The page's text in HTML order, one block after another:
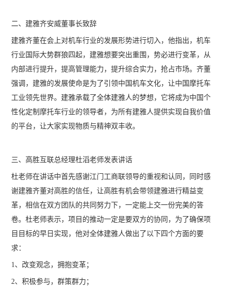
二、建雅齐安威董事长致辞
建雅齐董在会上对机车行业的发展形势进行切入，他指出，机车
行业国际大势群狼四起，建雅想要突出重围，势必进行变革，从
内部进行提升，提高管理能力，提升综合实力，抢占市场。齐董
强调，建雅的发展使命是为了引领中国机车文化，让中国摩托车
工业领先世界。建雅承载了全体建雅人的梦想，它将成为中国个
性化定制摩托车行业的领导者，为所有建雅人提供实现自我价值
的平台，让大家实现物质与精神双丰收。
三、高胜互联总经理杜滔老师发表讲话
杜老师在讲话中首先感谢江门工商联领导的重视和认同，同时感
谢建雅齐董对高胜的信任，让高胜有机会带领建雅进行精益变
革，相信在双方团队的共同努力下，一定能上交一份完美的答
卷。杜老师表示，项目的推动一定是要双方的协同，为了确保项
目目标的早日实现，他对全体建雅人做出了以下四个方面的要
求：
1、改变观念，拥抱变革；
2、积极参与，群策群力；